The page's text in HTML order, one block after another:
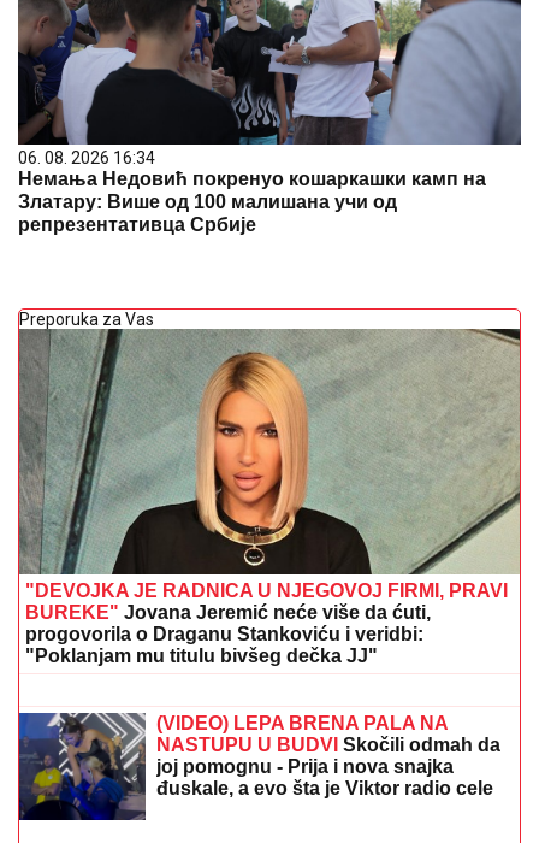
06. 08. 2026 16:34
Немања Недовић покренуо кошаркашки камп на
Златару: Више од 100 малишана учи од
репрезентативца Србије
Preporuka za Vas
"DEVOJKA JE RADNICA U NJEGOVOJ FIRMI, PRAVI
BUREKE" Jovana Jeremić neće više da ćuti,
progovorila o Draganu Stankoviću i veridbi:
"Poklanjam mu titulu bivšeg dečka JJ"
DA NAM POMOGNE"Žena Ognjena
Amidžića zbog ćerke Lole unajmila
DADILJU IZ AZIJE, pa priznala sa čim
se suočavaju u domu! (FOTO)